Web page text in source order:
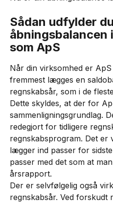
Sådan udfylder du
åbningsbalancen
som ApS
Når din virksomhed er
fremmest lægges en
regnskabsår, som i de
Dette skyldes, at der for
sammenligningsgrundlag.
redegjort for tidligere
regnskabsprogram. Det er
lægger ind passer for
passer med det som at
årsrapport.
Der er selvfølgelig også
regnskabsår. Ved forskudt